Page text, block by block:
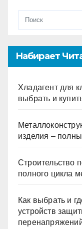
Набирает
Хладагент для
выбрать и
изделия –
Строительство
полного цикла
Как выбрать и
устройств